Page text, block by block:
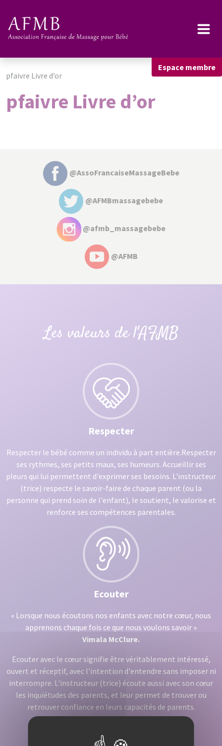
Espace membre
pfaivre Livre d’or
pfaivre Livre d’or
@AssoFrancaiseMassageBebe
@AFMBmassagebebe
@afmb_massagebebe
@AFMB
Les valeurs de l'AFMB
Respecter
Respecter le bébé comme un individu à part entière.Respecter
ses rythmes, ses petits maux, ses humeurs. Accueillir ses
pleurs qui lui permettent d'exprimer ses besoins. L'instructeur
(trice) respecte le savoir-faire de chaque parent (ou la
personne qui prend soin de l'enfant), le soutient, le valorise et
renforce ses compétences parentales.
Ecouter
« Lorsque nous écoutons nos enfants avec notre cœur, nous
apprenons chaque fois ce que nous voulons savoir »
Vimala McClure.
Ecouter avec le cœur signifie être véritablement intéressé,
ouvert et réceptif, avec l'intention d'entendre sans imposer ni
interrompre. L'instructeur (trice) écoute aussi avec son cœur
les inquiétudes des parents, et leur permet de trouver ou
retrouver confiance en leurs capacités de parents.